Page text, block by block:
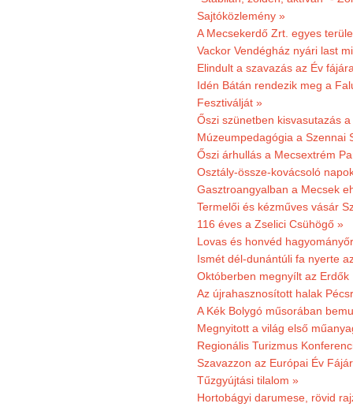
Sajtóközlemény »
A Mecsekerdő Zrt. egyes
Vackor Vendégház nyári last
Elindult a szavazás az Év
Idén Bátán rendezik meg a
Fesztiválját »
Őszi szünetben kisvasutazás
Múzeumpedagógia a Szennai
Őszi árhullás a Mecsextrém
Osztály-össze-kovácsoló
Gasztroangyalban a Mecsek
Termelői és kézműves vásár
116 éves a Zselici Csühögő »
Lovas és honvéd
Ismét dél-dunántúli fa nyerte
Októberben megnyílt az
Az újrahasznosított halak
A Kék Bolygó műsorában
Megnyitott a világ első
Regionális Turizmus
Szavazzon az Európai Év
Tűzgyújtási tilalom »
Hortobágyi darumese, rövid